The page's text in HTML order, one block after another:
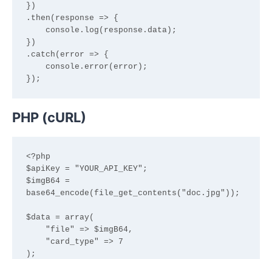
})
.then(response => {
})
.catch(error => {
PHP (cURL)
<?php
$apiKey = "YOUR_API_KEY";
$imgB64 =
base64_encode(file_get_contents("doc.jpg"));
$data = array(
);